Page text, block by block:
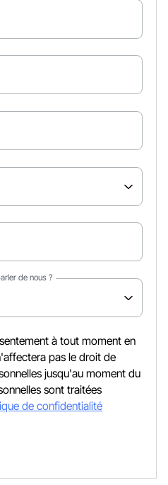
de nous ?
à tout moment en
pas le droit de
jusqu'au moment du
sont traitées
de confidentialité